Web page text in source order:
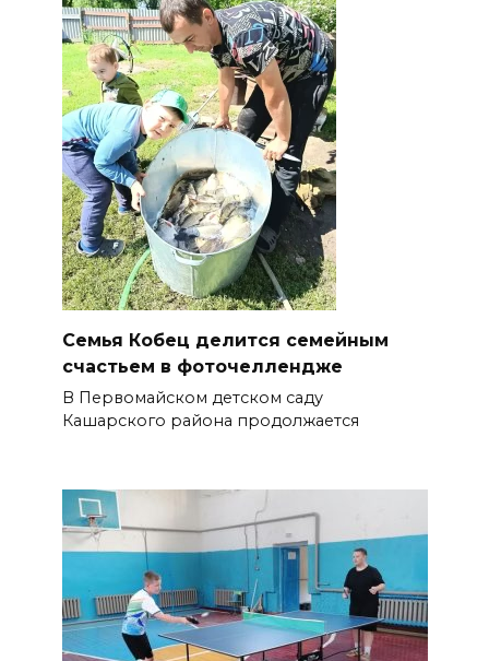
Семья Кобец делится семейным
счастьем в фоточеллендже
В Первомайском детском саду
Кашарского района продолжается